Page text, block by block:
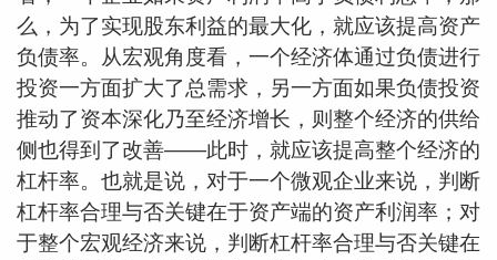
么，为了实现股东利益的最大化，就应该提高资产
负债率。从宏观角度看，一个经济体通过负债进行
投资一方面扩大了总需求，另一方面如果负债投资
推动了资本深化乃至经济增长，则整个经济的供给
侧也得到了改善——此时，就应该提高整个经济的
杠杆率。也就是说，对于一个微观企业来说，判断
杠杆率合理与否关键在于资产端的资产利润率；对
于整个宏观经济来说，判断杠杆率合理与否关键在